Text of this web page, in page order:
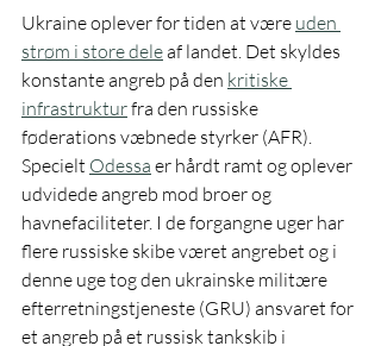
Ukraine oplever for tiden at være uden
strøm i store dele af landet. Det skyldes
konstante angreb på den kritiske
infrastruktur fra den russiske
føderations væbnede styrker (AFR).
Specielt Odessa er hårdt ramt og oplever
udvidede angreb mod broer og
havnefaciliteter. I de forgangne uger har
flere russiske skibe været angrebet og i
denne uge tog den ukrainske militære
efterretningstjeneste (GRU) ansvaret for
et angreb på et russisk tankskib i